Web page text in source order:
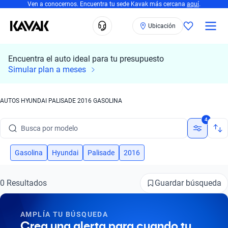
Ven a conocernos. Encuentra tu sede Kavak más cercana aquí.
Ubicación
Encuentra el auto ideal para tu presupuesto
Simular plan a meses
AUTOS HYUNDAI PALISADE 2016 GASOLINA
Busca por modelo
Busca por versión
Busca por marca
Busca por modelo
4
Gasolina Hyundai Palisade 2016
0 Resultados Guardar búsqueda
AMPLÍA TU BÚSQUEDA